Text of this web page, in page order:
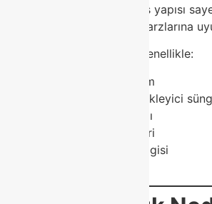
detaylarla zenginleştirilmiş yapısı
hem de lüks dekorasyon tarzlarına
Agusto koltuk modelleri genellikle:
Geniş ve derin oturum
Yumuşak fakat destekleyici
Modern ayak tasarımı
Şık kumaş seçenekleri
Zamansız tasarım çizgisi